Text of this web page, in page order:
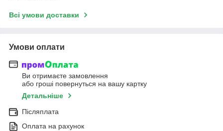
Всі умови доставки
Умови оплати
Ви отримаєте замовлення
або гроші повернуться на вашу картку
Детальніше
Післяплата
Оплата на рахунок